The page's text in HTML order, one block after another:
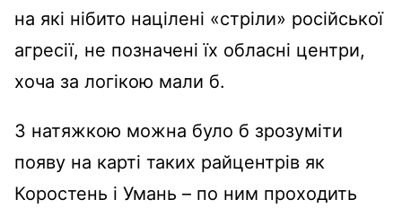
на які нібито націлені «стріли» російської
агресії, не позначені їх обласні центри,
хоча за логікою мали б.
З натяжкою можна було б зрозуміти
появу на карті таких райцентрів як
Коростень і Умань – по ним проходить